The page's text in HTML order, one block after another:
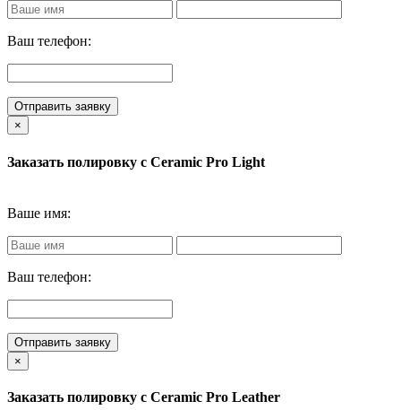
Ваш телефон:
Отправить заявку
×
Заказать полировку с Ceramic Pro Light
Ваше имя:
Ваш телефон:
Отправить заявку
×
Заказать полировку с Ceramic Pro Leather